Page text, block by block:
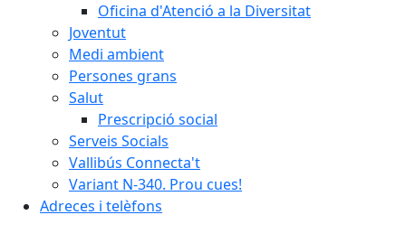
Oficina d'Atenció a la Diversitat
Joventut
Medi ambient
Persones grans
Salut
Prescripció social
Serveis Socials
Vallibús Connecta't
Variant N-340. Prou cues!
Adreces i telèfons